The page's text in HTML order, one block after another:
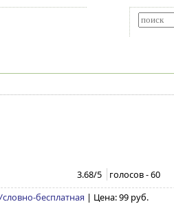
3.68/5 голосов -60
бесплатная | Цена: 99 руб.